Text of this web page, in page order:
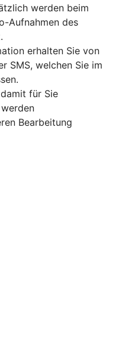
werden beim
Aufnahmen des
erhalten Sie von
SMS, welchen Sie im
für Sie
Bearbeitung